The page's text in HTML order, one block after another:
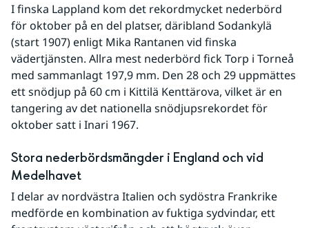
I finska Lappland kom det rekordmycket nederbörd
för oktober på en del platser, däribland Sodankylä
(start 1907) enligt Mika Rantanen vid finska
vädertjänsten. Allra mest nederbörd fick Torp i Torneå
med sammanlagt 197,9 mm. Den 28 och 29 uppmättes
ett snödjup på 60 cm i Kittilä Kenttärova, vilket är en
tangering av det nationella snödjupsrekordet för
oktober satt i Inari 1967.
Stora nederbördsmängder i England och vid
Medelhavet
I delar av nordvästra Italien och sydöstra Frankrike
medförde en kombination av fuktiga sydvindar, ett